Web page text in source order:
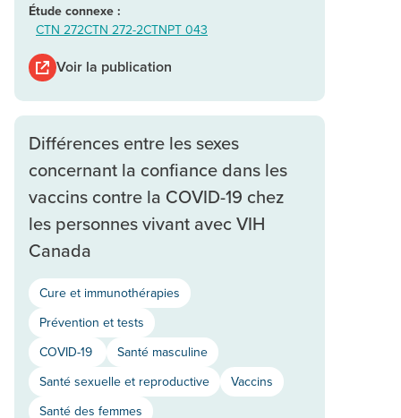
Étude connexe :
CTN 272CTN 272-2CTNPT 043
Voir la publication
Différences entre les sexes
concernant la confiance dans les
vaccins contre la COVID-19 chez
les personnes vivant avec VIH
Canada
Cure et immunothérapies
Prévention et tests
COVID-19
Santé masculine
Santé sexuelle et reproductive
Vaccins
Santé des femmes